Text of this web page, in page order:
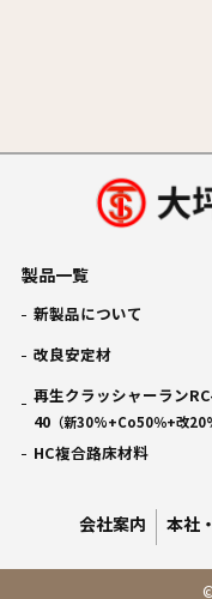
製品一覧
新製品について
改良安定材
再生クラッシャーラン
40 （新30%+Co50％+改
HC複合路床材料
会社案内 本社